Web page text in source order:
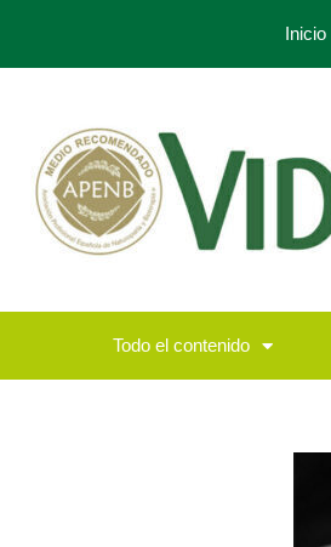
Inicio
Todo el contenido